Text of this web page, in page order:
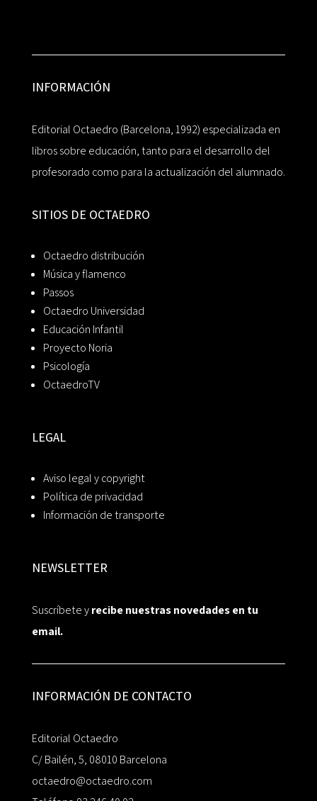
INFORMACIÓN
Editorial Octaedro (Barcelona, 1992) especializada en
libros sobre educación, tanto para el desarrollo del
profesorado como para la actualización del alumnado.
SITIOS DE OCTAEDRO
Octaedro distribución
Música y flamenco
Passos
Octaedro Universidad
Educación Infantil
Proyecto Noria
Psicología
OctaedroTV
LEGAL
Aviso legal y copyright
Política de privacidad
Información de transporte
NEWSLETTER
Suscríbete yrecibe nuestras novedades en tu
email.
INFORMACIÓN DE CONTACTO
Editorial Octaedro
C/ Bailén, 5, 08010 Barcelona
octaedro@octaedro.com